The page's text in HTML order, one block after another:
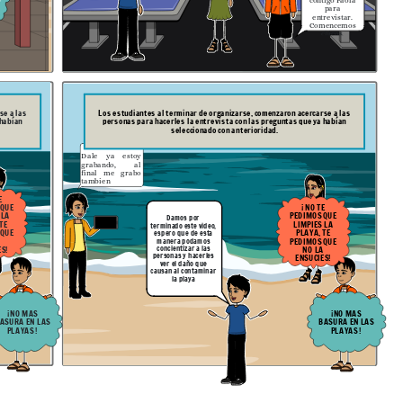
para
entrevistar.
Comencemos
chicos.
a las
¡NO MAS
EN LAS
PLAYAS !
Dale ya estoy
grabando, al
final me grabo
tambien
Damos por
terminado este video,
espero que de esta
manera podamos
concientizar a las
personas y hacerles
ver el daño que
causan al contaminar
la playa
Los estudiantes al terminar de organizarse, comenzaron acercarse a las
personas para hacerles la entrevista con las preguntas que ya habían
seleccionado con anterioridad.
¡ NO TE
PEDIMOS QUE
LIMPIES LA
PLAYA, TE
PEDIMOS QUE
NO LA
ENSUCIES!
¡NO MAS
BASURA EN LAS
PLAYAS !